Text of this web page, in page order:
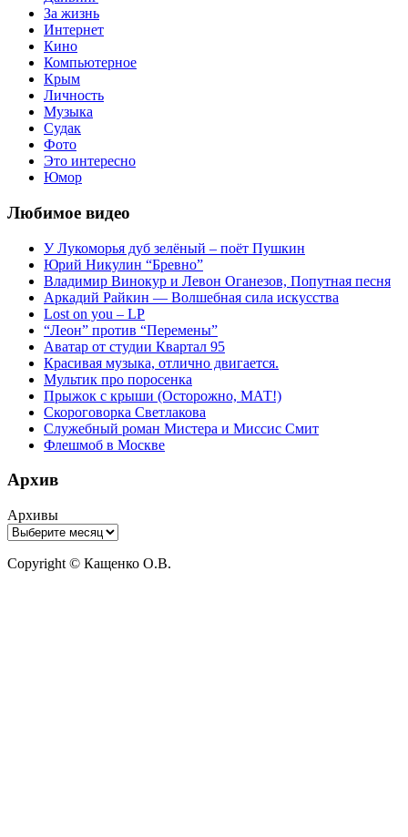
За жизнь
Интернет
Кино
Компьютерное
Крым
Личность
Музыка
Судак
Фото
Это интересно
Юмор
Любимое видео
У Лукоморья дуб зелёный – поёт Пушкин
Юрий Никулин “Бревно”
Владимир Винокур и Левон Оганезов, Попутная песня
Аркадий Райкин — Волшебная сила искусства
Lost on you – LP
“Леон” против “Перемены”
Аватар от студии Квартал 95
Красивая музыка, отлично двигается.
Мультик про поросенка
Прыжок с крыши (Осторожно, МАТ!)
Скороговорка Светлакова
Служебный роман Мистера и Миссис Смит
Флешмоб в Москве
Архив
Архивы
Copyright © Кащенко О.В.